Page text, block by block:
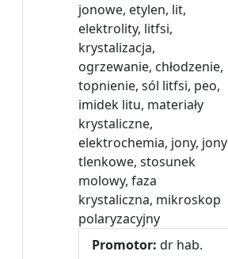
jonowe, etylen, lit,
elektrolity, litfsi,
krystalizacja,
ogrzewanie, chłodzenie,
topnienie, sól litfsi, peo,
imidek litu, materiały
krystaliczne,
elektrochemia, jony, jony
tlenkowe, stosunek
molowy, faza
krystaliczna, mikroskop
polaryzacyjny
Promotor: dr hab.